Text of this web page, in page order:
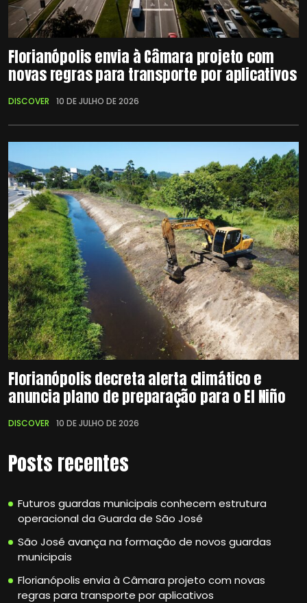
Florianópolis envia à Câmara projeto com
novas regras para transporte por aplicativos
DISCOVER 10 DE JULHO DE 2026
Florianópolis decreta alerta climático e
anuncia plano de preparação para o El Niño
DISCOVER 10 DE JULHO DE 2026
Posts recentes
Futuros guardas municipais conhecem estrutura
operacional da Guarda de São José
São José avança na formação de novos guardas
municipais
Florianópolis envia à Câmara projeto com novas
regras para transporte por aplicativos